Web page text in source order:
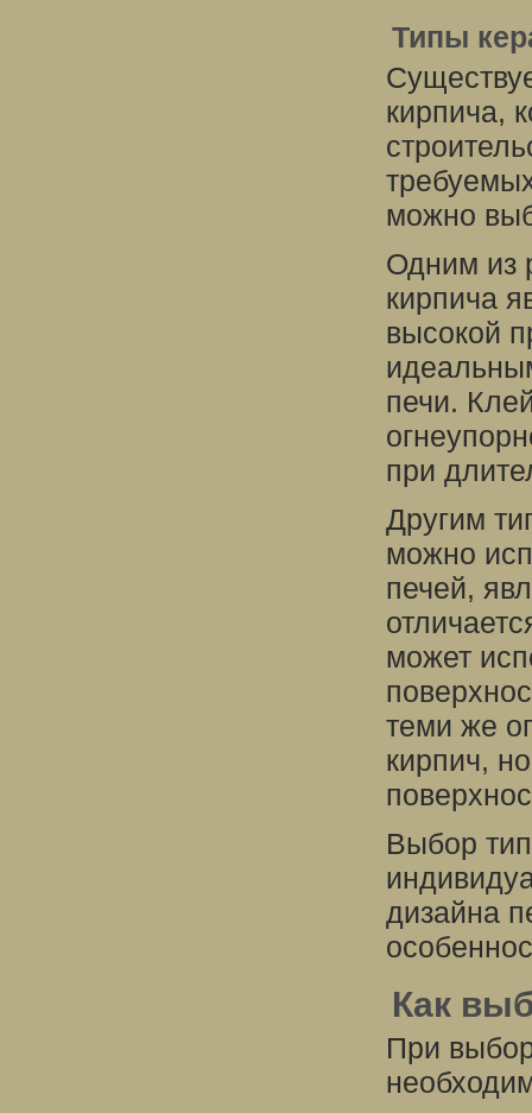
Типы
кирпича,
можно
Одним из
кирпича
высокой
печи.
при
Другим
можно
печей,
может
теми же
кирпич,
Выбор
дизайна
Как
При